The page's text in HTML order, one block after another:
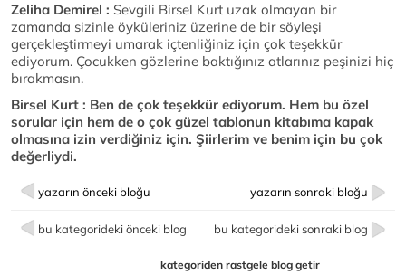
Zeliha Demirel : Sevgili Birsel Kurt uzak olmayan bir
zamanda sizinle öyküleriniz üzerine de bir söyleşi
gerçekleştirmeyi umarak içtenliğiniz için çok teşekkür
ediyorum. Çocukken gözlerine baktığınız atlarınız peşinizi hiç
bırakmasın.
Birsel Kurt : Ben de çok teşekkür ediyorum. Hem bu özel
sorular için hem de o çok güzel tablonun kitabıma kapak
olmasına izin verdiğiniz için. Şiirlerim ve benim için bu çok
değerliydi.
yazarın önceki bloğu yazarın sonraki bloğu
bu kategorideki önceki blog bu kategorideki sonraki blog
kategoriden rastgele blog getir